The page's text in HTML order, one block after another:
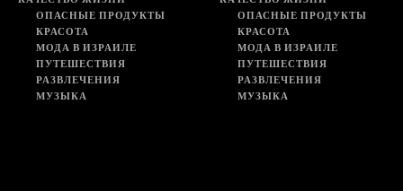
ОПАСНЫЕ ПРОДУКТЫ
КРАСОТА
МОДА В ИЗРАИЛЕ
ПУТЕШЕСТВИЯ
РАЗВЛЕЧЕНИЯ
МУЗЫКА
ОПАСНЫЕ ПРОДУКТЫ
КРАСОТА
МОДА В ИЗРАИЛЕ
ПУТЕШЕСТВИЯ
РАЗВЛЕЧЕНИЯ
МУЗЫКА